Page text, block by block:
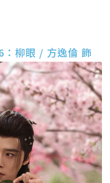
：柳眼 / 方逸倫 飾